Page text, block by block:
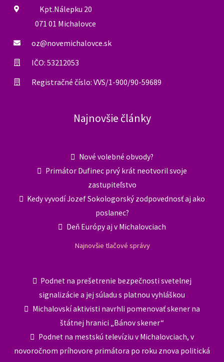
Kpt.Nálepku 20
071 01 Michalovce
oz@novemichalovce.sk
IČO: 53212053
Registračné číslo: VVS/1-900/90-59689
Najnovšie články
Nové volebné obvody?
Primátor Dufinec prvý krát neotvoril svoje
zastupiteľstvo
Kedy vyvodí Jozef Sokologorský zodpovednosť aj ako
poslanec?
Deň Európy aj v Michalovciach
Najnovšie tlačové správy
Podnet na prešetrenie bezpečnosti svetelnej
signalizácie a jej súladu s platnou vyhláškou
Michalovskí aktivisti navrhli pomenovať skener na
štátnej hranici „Bánov skener“
Podnet na mestskú televíziu v Michalovciach, v
novoročnom príhovore primátora po roku znova politická